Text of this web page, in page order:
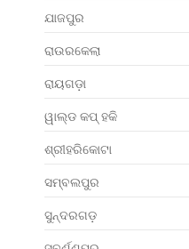
ଯାଜପୁର
ରାଉରକେଲା
ରାୟଗଡ଼ା
ୱାଲ୍ଡ କପ୍ ହକି
ଶ୍ରୀହରିକୋଟା
ସମ୍ବଲପୁର
ସୁନ୍ଦରଗଡ଼